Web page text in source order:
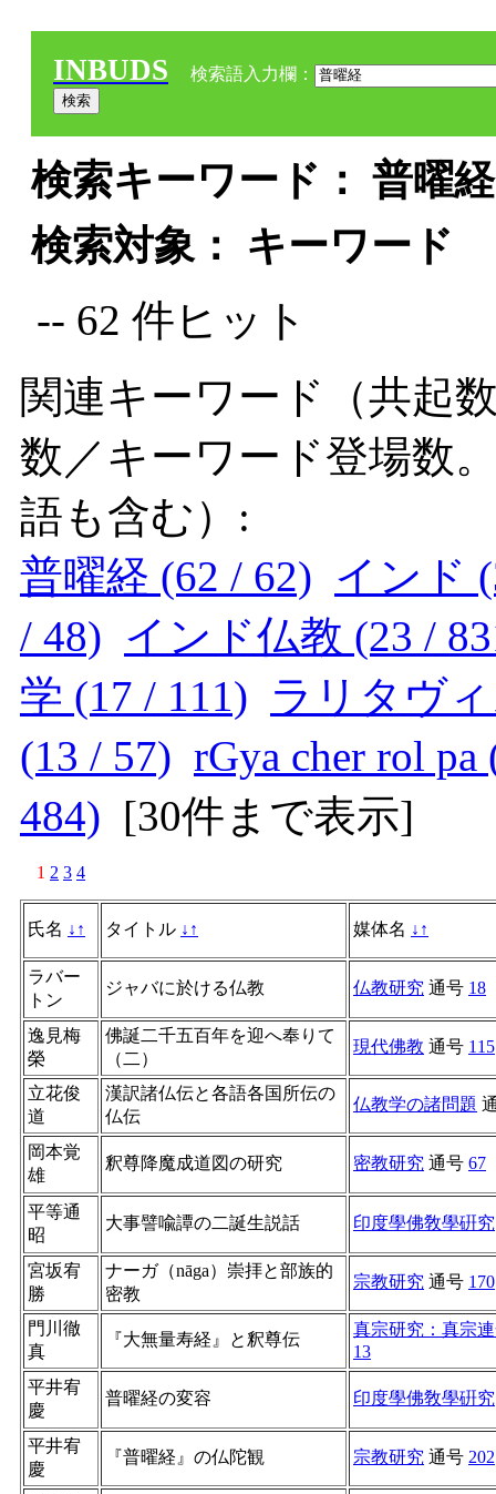
INBUDS 検索語入力欄：
検索キーワード： 普曜
検索対象： キーワード
-- 62 件ヒット
関連キーワード（共起
数／キーワード登場数
語も含む）:
普曜経 (62 / 62) インド
/ 48) インド仏教 (23 /
学 (17 / 111) ラリタヴ
(13 / 57) rGya cher rol pa
484) [30件まで表示]
1 2 3 4
氏名 ↓ ↑ タイトル ↓ ↑ 媒体名 ↓ ↑
ラバー
トン
ジャバに於ける仏教 仏教研究 通号 18
逸見梅
榮
佛誕二千五百年を迎へ奉りて
（二）
現代佛教 通号 115
立花俊
道
漢訳諸仏伝と各語各国所伝の
仏伝
仏教学の諸問題
岡本覚
雄
釈尊降魔成道図の研究 密教研究 通号 67
平等通
昭
大事譬喩譚の二誕生説話 印度學佛敎學硏究
宮坂宥
勝
ナーガ（nāga）崇拝と部族的
密教
宗教研究 通号 170
門川徹
真
『大無量寿経』と釈尊伝
真宗研究：真宗
13
平井宥
慶
普曜経の変容 印度學佛敎學硏究
平井宥
慶
『普曜経』の仏陀観 宗教研究 通号 202